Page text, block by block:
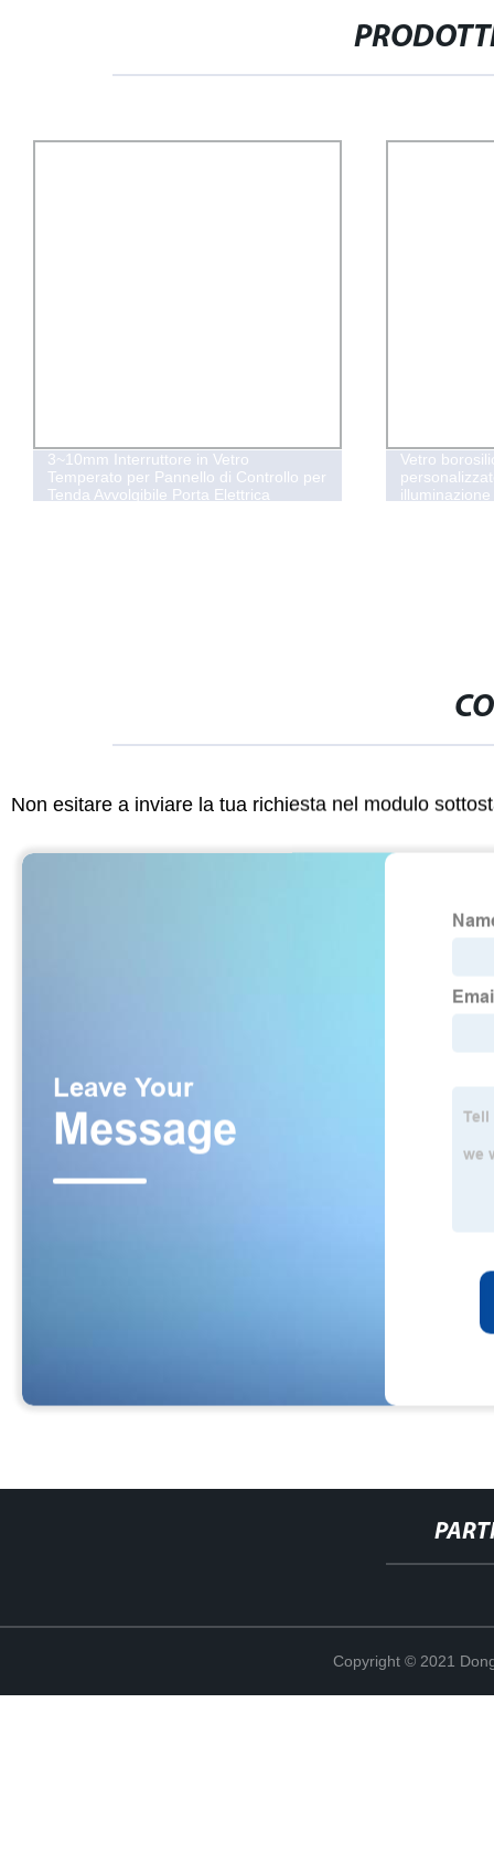
3~10mm Interruttore in Vetro
Temperato per Pannello di Controllo per
Tenda Avvolgibile Porta Elettrica
Vetro
Non esitare a inviare la tua richiesta nel modulo
Copyright © 2021